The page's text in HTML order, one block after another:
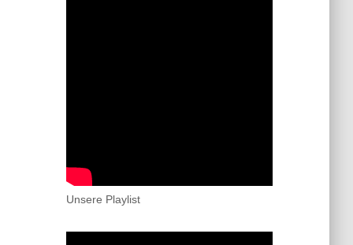
Unsere Playlist